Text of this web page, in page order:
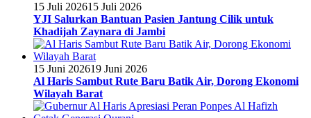
15 Juli 202615 Juli 2026
YJI Salurkan Bantuan Pasien Jantung Cilik untuk
Khadijah Zaynara di Jambi
15 Juni 202619 Juni 2026
Al Haris Sambut Rute Baru Batik Air, Dorong Ekonomi
Wilayah Barat